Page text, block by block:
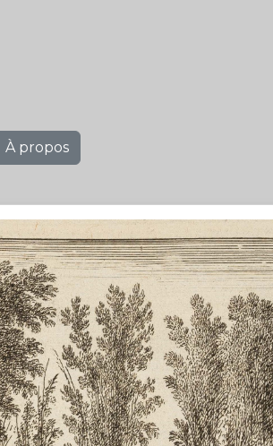
À propos